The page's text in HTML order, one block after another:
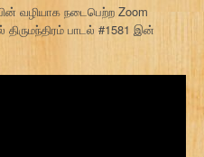
வழியாக நடைபெற்ற Zoom
பாடல் #1581 இன்